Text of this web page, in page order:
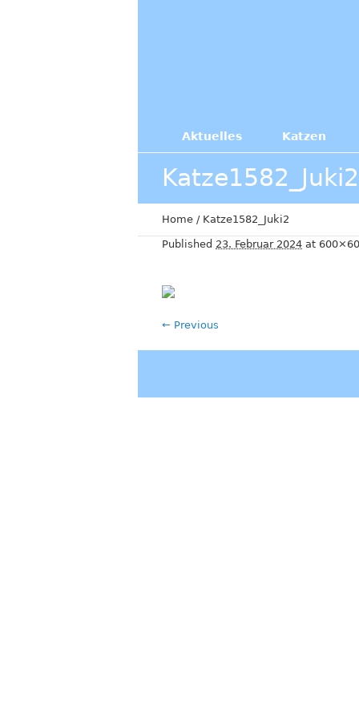
Aktuelles Katzen
Katze1582_Juki2
Home / Katze1582_Juki2
Published 23. Februar 2024 at
← Previous